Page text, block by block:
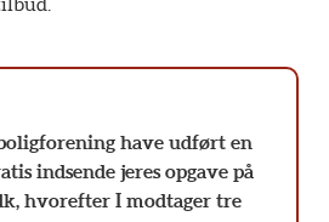
have udført en
indsende jeres opgave på
hvorefter I modtager tre